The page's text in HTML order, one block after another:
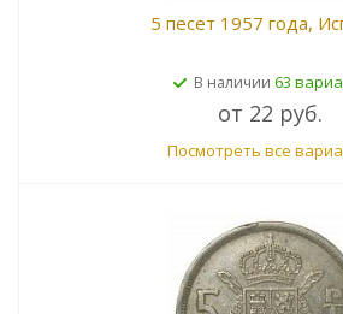
5 песет 1957 года,
В наличии 63
от 22 руб.
Посмотреть все